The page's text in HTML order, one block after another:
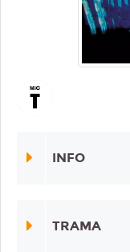
INFO
TRAMA